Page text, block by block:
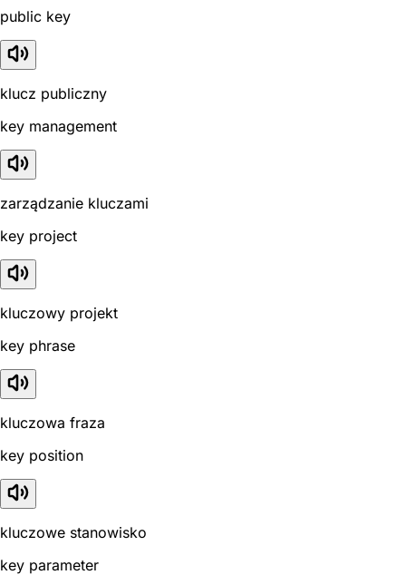
public key
klucz publiczny
key management
zarządzanie kluczami
key project
kluczowy projekt
key phrase
kluczowa fraza
key position
kluczowe stanowisko
key parameter